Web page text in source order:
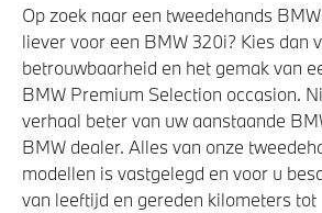
Park Distance Control (PDC) voor
Airbag bestuurder
Actieve Voetgangersbescherming
Elektronisch Stabiliteits
Deactiverings mogelijkheid
Op zoek naar een tweedehands
liever voor een BMW 320i? Kies dan
betrouwbaarheid en het gemak van
BMW Premium Selection occasion.
verhaal beter van uw aanstaande
BMW dealer. Alles van onze
modellen is vastgelegd en voor u
van leeftijd en gereden kilometers tot